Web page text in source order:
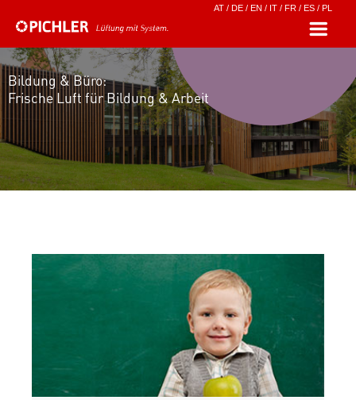
AT / DE / EN / IT / FR / ES / PL
Bildung & Büro:
Frische Luft für Bildung & Arbeit